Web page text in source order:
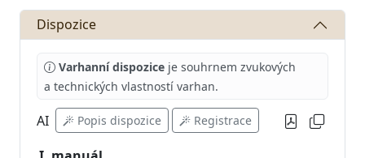
Dispozice
Varhanní dispozice je souhrnem zvukových
a technických vlastností varhan.
AI Popis dispozice Registrace